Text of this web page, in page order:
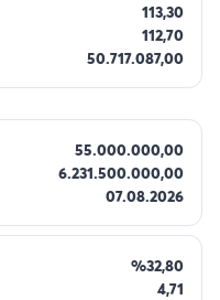
113,30
112,70
50.717.087,00
55.000.000,00
6.231.500.000,00
07.08.2026
%32,80
4,71